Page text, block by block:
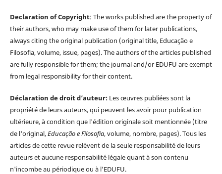
Declaration of Copyright: The works published are the property of
their authors, who may make use of them for later publications,
always citing the original publication (original title, Educação e
Filosofia, volume, issue, pages). The authors of the articles published
are fully responsible for them; the journal and/or EDUFU are exempt
from legal responsibility for their content.
Déclaration de droit d’auteur: Les œuvres publiées sont la
propriété de leurs auteurs, qui peuvent les avoir pour publication
ultérieure, à condition que l'édition originale soit mentionnée (titre
de l'original,Educação e Filosofia, volume, nombre, pages). Tous les
articles de cette revue relèvent de la seule responsabilité de leurs
auteurs et aucune responsabilité légale quant à son contenu
n'incombe au périodique ou à l’EDUFU.